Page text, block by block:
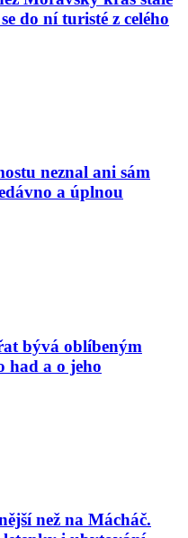
do ní turisté z celého
neznal ani sám
a úplnou
bývá oblíbeným
had a o jeho
než na Mácháč.